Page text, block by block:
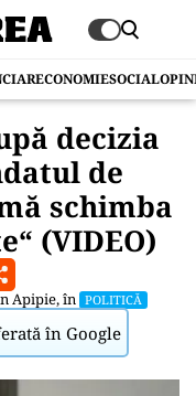
ECONOMIESOCIAL
decizia
de
schimba
(VIDEO)
Apipie, în POLITICĂ
în Google